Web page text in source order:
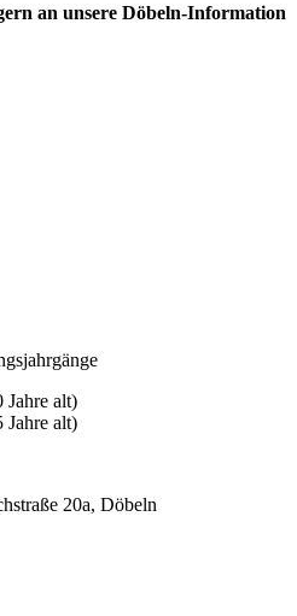
an unsere Döbeln-Information
Jahre alt)
Jahre alt)
20a, Döbeln